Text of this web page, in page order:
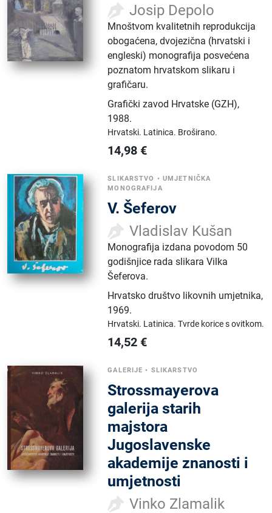
Josip Depolo
Mnoštvom kvalitetnih reprodukcija
obogaćena, dvojezična (hrvatski i
engleski) monografija posvećena
poznatom hrvatskom slikaru i
grafičaru.
Grafički zavod Hrvatske (GZH),
1988.
Hrvatski. Latinica. Broširano.
14,98 €
SLIKARSTVO • UMJETNIČKA
MONOGRAFIJA
V. Šeferov
Vladislav Kušan
Monografija izdana povodom 50
godišnjice rada slikara Vilka
Šeferova.
Hrvatsko društvo likovnih umjetnika,
1969.
Hrvatski. Latinica.Tvrde korice s ovitkom.
14,52 €
GALERIJE • SLIKARSTVO
Strossmayerova
galerija starih
majstora
Jugoslavenske
akademije znanosti i
umjetnosti
Vinko Zlamalik